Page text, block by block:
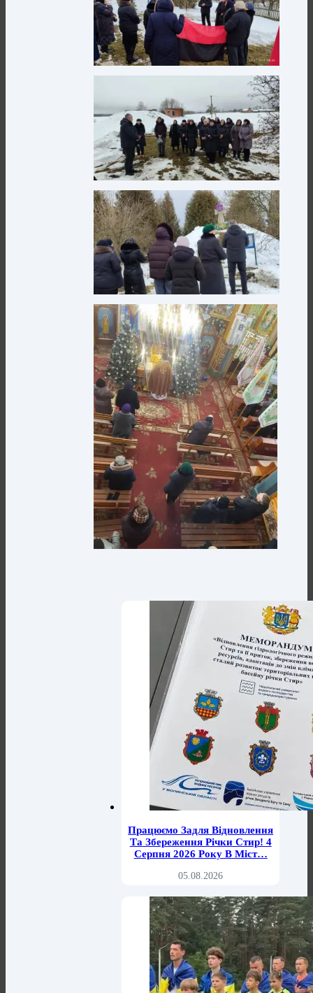
Працюємо Задля Відновлення
Та Збереження Річки Стир! 4
Серпня 2026 Року В Міст…
05.08.2026